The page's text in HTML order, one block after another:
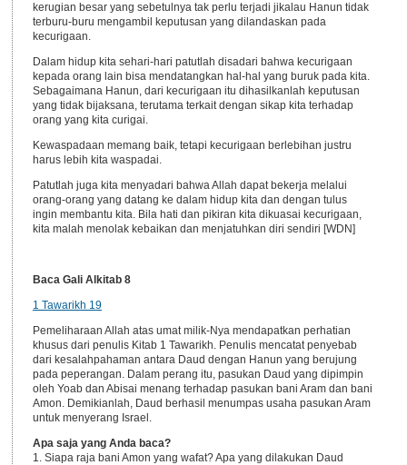
kerugian besar yang sebetulnya tak perlu terjadi jikalau Hanun tidak
terburu-buru mengambil keputusan yang dilandaskan pada
kecurigaan.
Dalam hidup kita sehari-hari patutlah disadari bahwa kecurigaan
kepada orang lain bisa mendatangkan hal-hal yang buruk pada kita.
Sebagaimana Hanun, dari kecurigaan itu dihasilkanlah keputusan
yang tidak bijaksana, terutama terkait dengan sikap kita terhadap
orang yang kita curigai.
Kewaspadaan memang baik, tetapi kecurigaan berlebihan justru
harus lebih kita waspadai.
Patutlah juga kita menyadari bahwa Allah dapat bekerja melalui
orang-orang yang datang ke dalam hidup kita dan dengan tulus
ingin membantu kita. Bila hati dan pikiran kita dikuasai kecurigaan,
kita malah menolak kebaikan dan menjatuhkan diri sendiri [WDN]
Baca Gali Alkitab 8
1 Tawarikh 19
Pemeliharaan Allah atas umat milik-Nya mendapatkan perhatian
khusus dari penulis Kitab 1 Tawarikh. Penulis mencatat penyebab
dari kesalahpahaman antara Daud dengan Hanun yang berujung
pada peperangan. Dalam perang itu, pasukan Daud yang dipimpin
oleh Yoab dan Abisai menang terhadap pasukan bani Aram dan bani
Amon. Demikianlah, Daud berhasil menumpas usaha pasukan Aram
untuk menyerang Israel.
Apa saja yang Anda baca?
1. Siapa raja bani Amon yang wafat? Apa yang dilakukan Daud